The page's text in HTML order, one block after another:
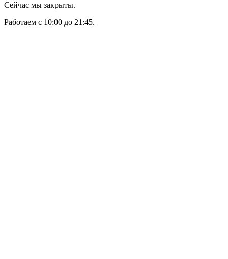
Сейчас мы закрыты.
Работаем с 10:00 до 21:45.